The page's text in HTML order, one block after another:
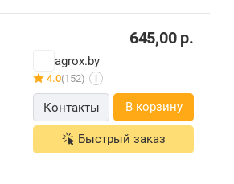
645,00р.
agrox.by
4.0(152) i
Контакты В корзину
Быстрый заказ